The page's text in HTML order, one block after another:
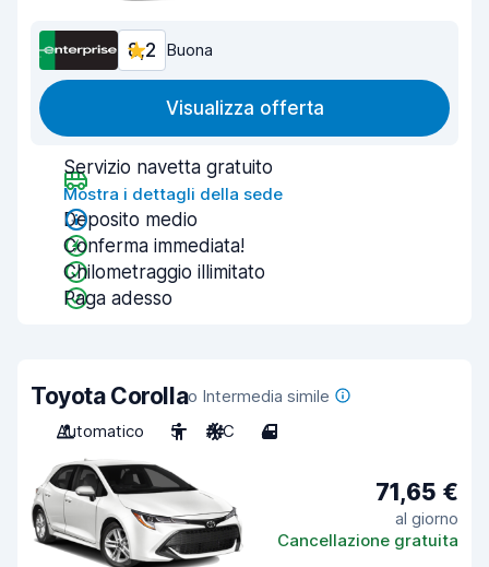
8,2 Buona
Visualizza offerta
Servizio navetta gratuito
Mostra i dettagli della sede
Deposito medio
Conferma immediata!
Chilometraggio illimitato
Paga adesso
Toyota Corollao Intermedia simile
Automatico
5 A/C 4
71,65 €
al giorno
Cancellazione gratuita